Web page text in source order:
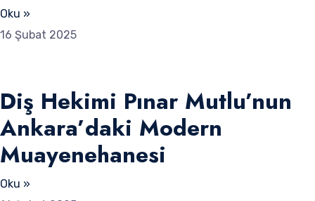
Oku »
16 Şubat 2025
Diş Hekimi Pınar Mutlu’nun
Ankara’daki Modern
Muayenehanesi
Oku »